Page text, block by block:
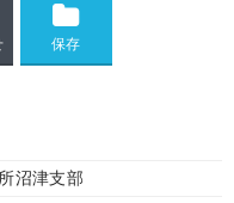
沼津支部